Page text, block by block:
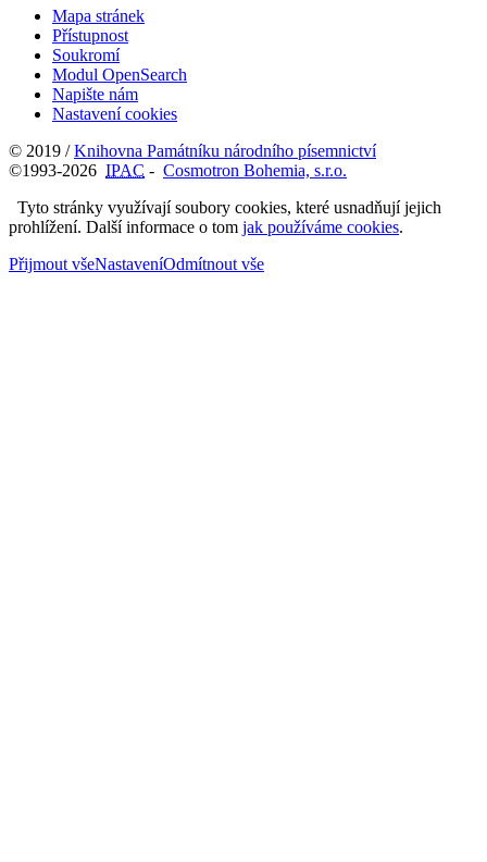
Mapa stránek
Přístupnost
Soukromí
Modul OpenSearch
Napište nám
Nastavení cookies
© 2019 /Knihovna Památníku národního písemnictví
©1993-2026 IPAC - Cosmotron Bohemia, s.r.o.
Tyto stránky využívají soubory cookies, které usnadňují jejich
prohlížení. Další informace o tom jak používáme cookies.
Přijmout všeNastaveníOdmítnout vše